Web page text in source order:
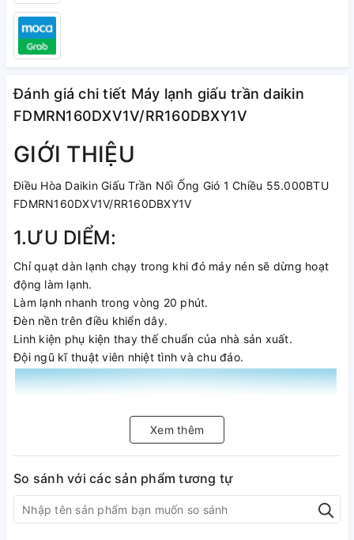
Đánh giá chi tiết Máy lạnh giấu trần daikin
FDMRN160DXV1V/RR160DBXY1V
GIỚI THIỆU
Điều Hòa Daikin Giấu Trần Nối Ống Gió 1 Chiều 55.000BTU
FDMRN160DXV1V/RR160DBXY1V
1.ƯU DIỂM:
Chỉ quạt dàn lạnh chạy trong khi đó máy nén sẽ dừng hoạt
động làm lạnh.
Làm lạnh nhanh trong vòng 20 phút.
Đèn nền trên điều khiển dây.
Linh kiện phụ kiện thay thế chuẩn của nhà sản xuất.
Đội ngũ kĩ thuật viên nhiệt tình và chu đáo.
Xem thêm
So sánh với các sản phẩm tương tự